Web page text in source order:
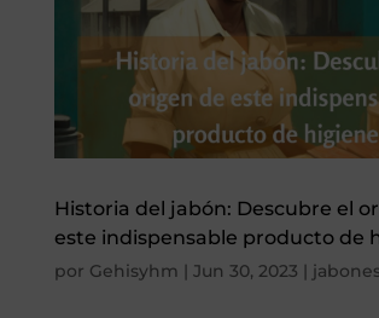
Historia del jabón: Descubre el
este indispensable producto de
por Gehisyhm | Jun 30, 2023 |